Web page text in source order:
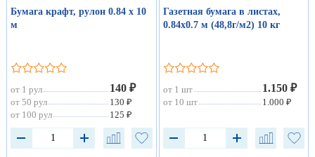
Бумага крафт, рулон 0.84 х 10
м
от 1 рул 140 ₽
от 50 рул
130 ₽
от 100 рул
125 ₽
Газетная бумага в листах,
0.84х0.7 м (48,8г/м2) 10 кг
от 1 шт 1.150 ₽
от 10 шт 1.000 ₽